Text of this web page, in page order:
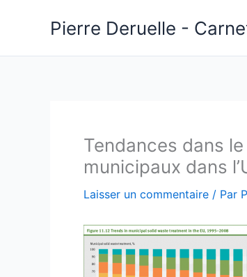
Pierre Deruelle -
Tendances dans
municipaux dans
Laisser un commentaire / Par